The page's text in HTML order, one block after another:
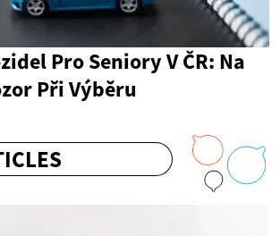
Pro Seniory V ČR: Na
Při Výběru